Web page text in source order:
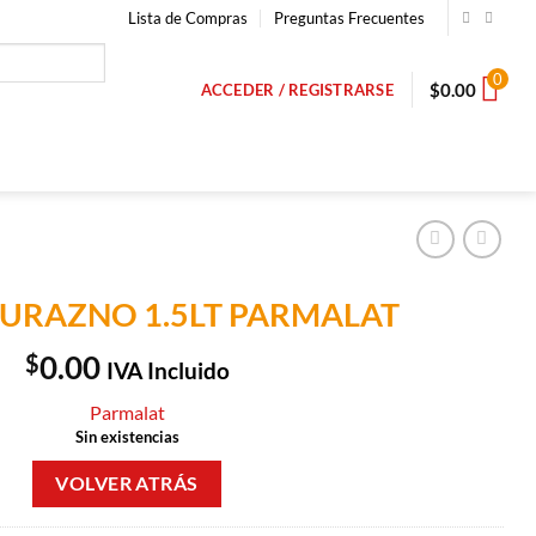
Lista de Compras Preguntas Frecuentes
ACCEDER / REGISTRARSE $0.00 0
1.5LT PARMALAT
$0.00 IVA Incluido
Parmalat
Sin existencias